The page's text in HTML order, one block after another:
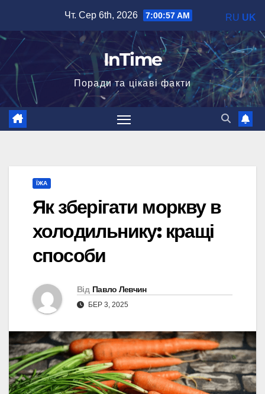
вмісту
Чт. Сер 6th, 2026 7:00:58 AM
InTime
Поради та цікаві факти
ЇЖА
Як зберігати моркву в
холодильнику: кращі
способи
Від Павло Левчин
БЕР 3, 2025
RU UK